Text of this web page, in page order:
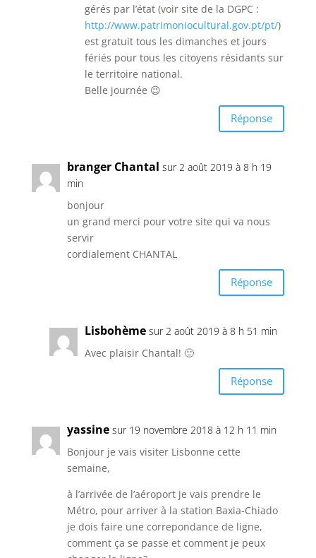
gérés par l’état (voir site de la DGPC :
http://www.patrimoniocultural.gov.pt/pt/)
est gratuit tous les dimanches et jours
fériés pour tous les citoyens résidants sur
le territoire national.
Belle journée 😉
Réponse
branger Chantal sur 2 août 2019 à 8 h 19
min
bonjour
un grand merci pour votre site qui va nous
servir
cordialement CHANTAL
Réponse
Lisbohème sur 2 août 2019 à 8 h 51 min
Avec plaisir Chantal! 🙂
Réponse
yassine sur 19 novembre 2018 à 12 h 11 min
Bonjour je vais visiter Lisbonne cette
semaine,
à l’arrivée de l’aéroport je vais prendre le
Métro, pour arriver à la station Baxia-Chiado
je dois faire une correpondance de ligne,
comment ça se passe et comment je peux